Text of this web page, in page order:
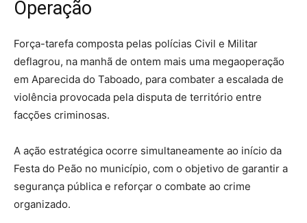
Operação
Força-tarefa composta pelas polícias Civil e Militar
deflagrou, na manhã de ontem mais uma megaoperação
em Aparecida do Taboado, para combater a escalada de
violência provocada pela disputa de território entre
facções criminosas.
A ação estratégica ocorre simultaneamente ao início da
Festa do Peão no município, com o objetivo de garantir a
segurança pública e reforçar o combate ao crime
organizado.